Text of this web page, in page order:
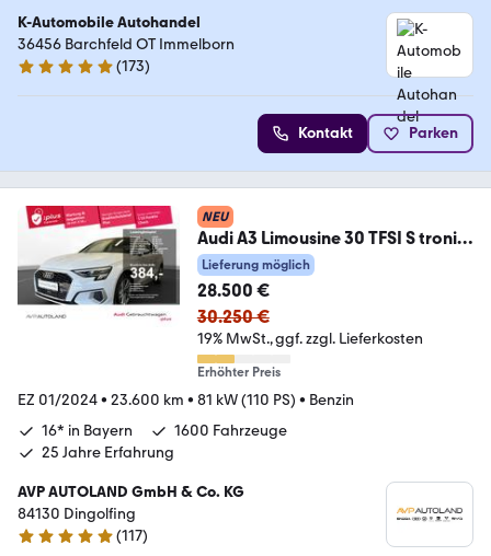
K-Automobile Autohandel
36456 Barchfeld OT Immelborn
4.8 Sterne
(173)
Kontakt Parken
NEU
Audi A3 Limousine 30 TFSI S tronic
advanced | PANO |
Lieferung möglich
28.500 €
30.250 €
19% MwSt. ggf. zzgl. Lieferkosten
Erhöhter Preis
EZ 01/2024• 23.600 km • 81 kW (110 PS) • Benzin
16* in Bayern
1600 Fahrzeuge
25 Jahre Erfahrung
AVP AUTOLAND GmbH & Co. KG
84130 Dingolfing
5 Sterne
(117)